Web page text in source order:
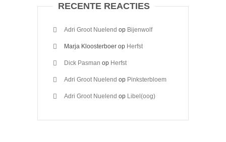
RECENTE REACTIES
Adri Groot Nuelend op Bijenwolf
Marja Kloosterboer op Herfst
Dick Pasman op Herfst
Adri Groot Nuelend op Pinksterbloem
Adri Groot Nuelend op Libel(oog)